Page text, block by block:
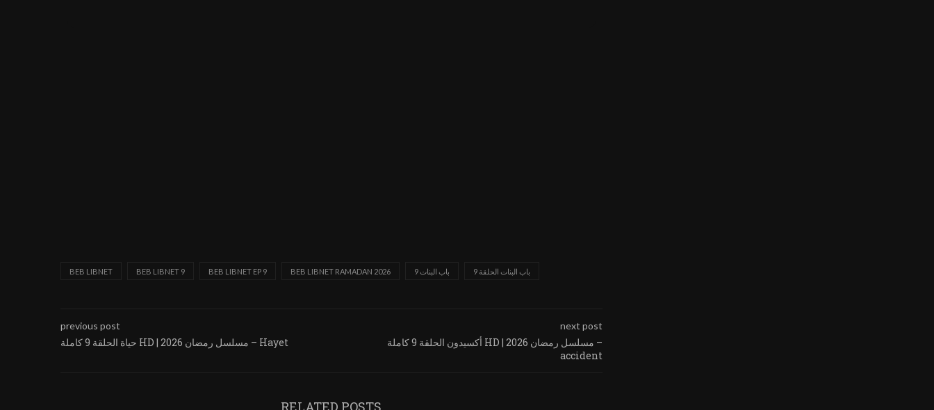
BEB LIBNET BEB LIBNET 9 BEB LIBNET EP 9 BEB LIBNET RAMADAN 2026 باب البنات 9 باب البنات الحلقة 9
previous post
حياة الحلقة 9 كاملة HD | مسلسل رمضان 2026 – Hayet
next post
أكسيدون الحلقة 9 كاملة HD | مسلسل رمضان 2026 –
accident
RELATED POSTS